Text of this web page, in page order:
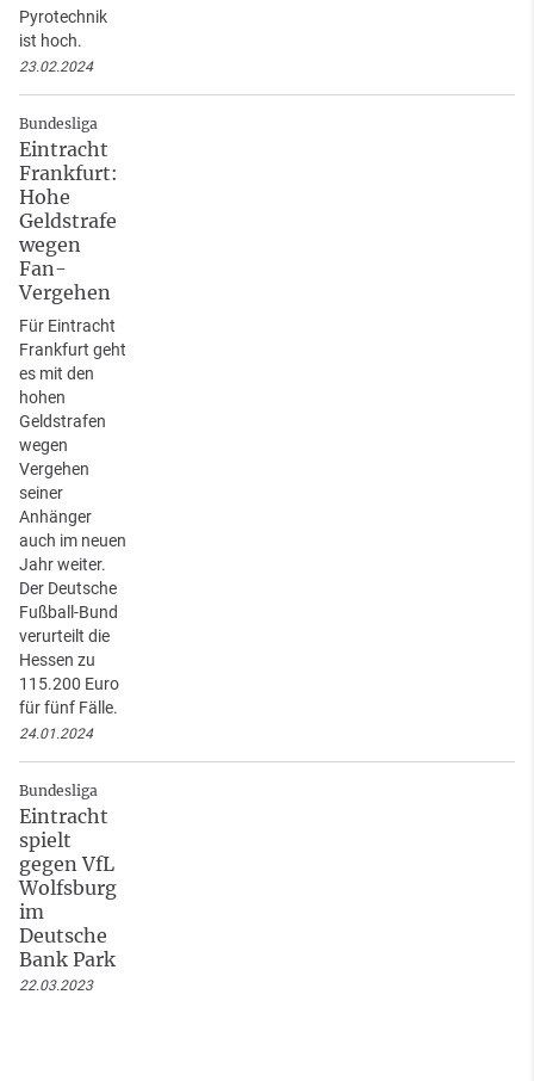
Pyrotechnik
ist hoch.
23.02.2024
Bundesliga
Eintracht
Frankfurt:
Hohe
Geldstrafe
wegen
Fan-
Vergehen
Für Eintracht
Frankfurt geht
es mit den
hohen
Geldstrafen
wegen
Vergehen
seiner
Anhänger
auch im neuen
Jahr weiter.
Der Deutsche
Fußball-Bund
verurteilt die
Hessen zu
115.200 Euro
für fünf Fälle.
24.01.2024
Bundesliga
Eintracht
spielt
gegen VfL
Wolfsburg
im
Deutsche
Bank Park
22.03.2023